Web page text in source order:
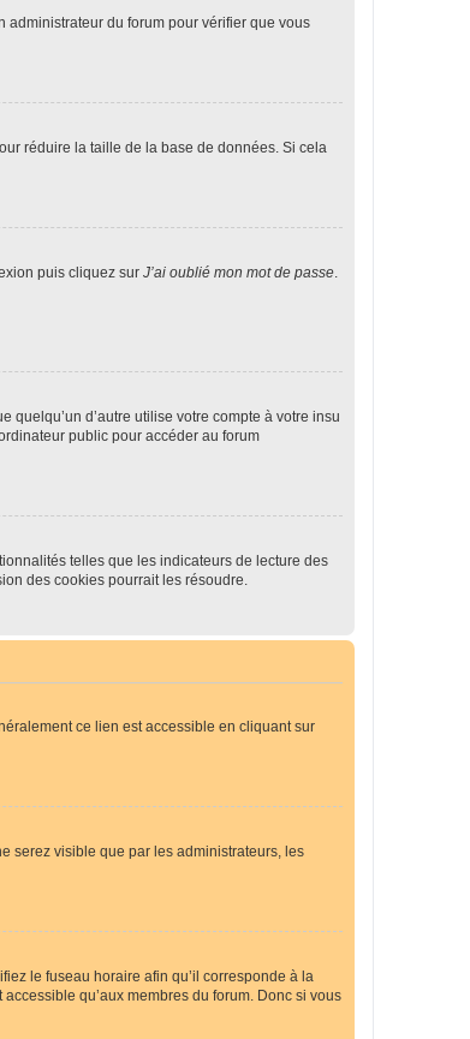
administrateur du forum pour vérifier que vous
réduire la taille de la base de données. Si cela
puis cliquez sur J’ai oublié mon mot de passe.
d’autre utilise votre compte à votre insu
public pour accéder au forum
telles que les indicateurs de lecture des
des cookies pourrait les résoudre.
ce lien est accessible en cliquant sur
serez visible que par les administrateurs, les
le fuseau horaire afin qu’il corresponde à la
qu’aux membres du forum. Donc si vous